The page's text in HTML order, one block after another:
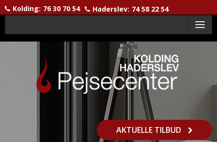
Kolding: 76 30 70 54 Haderslev: 74 58 22 54
Menu
AKTUELLE TILBUD